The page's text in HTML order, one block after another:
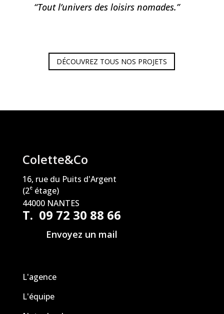
“Tout l’univers des loisirs nomades.”
DÉCOUVREZ TOUS NOS PROJETS
Colette&Co
16, rue du Puits d'Argent
(2eétage)
44000 NANTES
T. 09 72 30 88 66
Envoyez un mail
L'agence
L'équipe